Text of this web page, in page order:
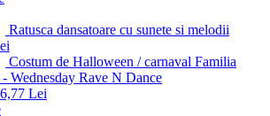
Ratusca dansatoare cu sunete si melodii
Costum de Halloween / carnaval Familia
Wednesday Rave N Dance
Lei